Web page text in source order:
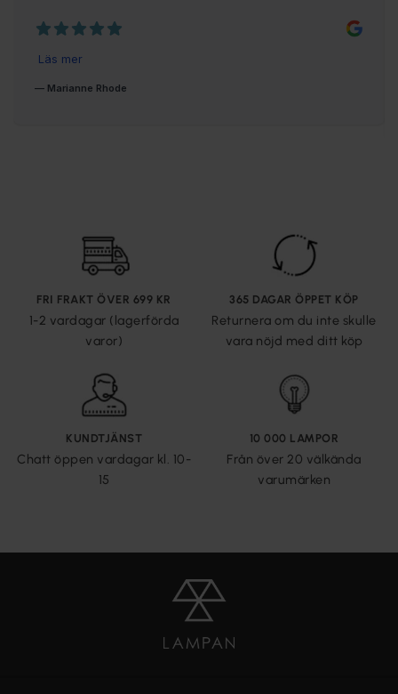
FRI FRAKT ÖVER 699 KR
1-2 vardagar (lagerförda
varor)
365 DAGAR ÖPPET KÖP
Returnera om du inte skulle
vara nöjd med ditt köp
KUNDTJÄNST
Chatt öppen vardagar kl. 10-
15
10 000 LAMPOR
Från över 20 välkända
varumärken